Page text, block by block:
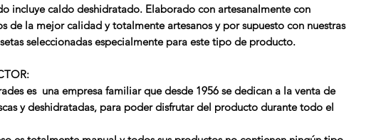
incluye caldo deshidratado. Elaborado con artesanalmente con
de la mejor calidad y totalmente artesanos y por supuesto con nuestras
seleccionadas especialmente para este tipo de producto.
es una empresa familiar que desde 1956 se dedican a la venta de
y deshidratadas, para poder disfrutar del producto durante todo el